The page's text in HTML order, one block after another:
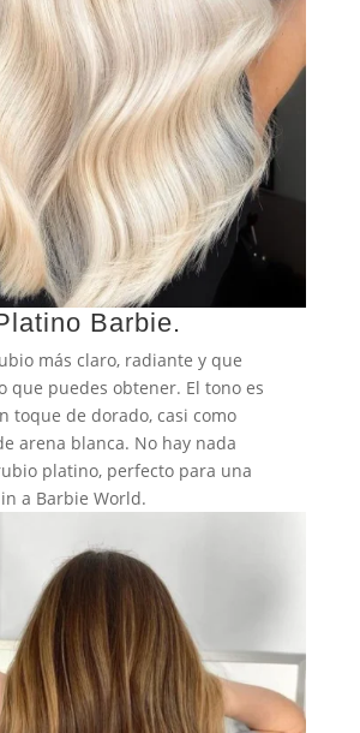
Barbie.
más claro, radiante y que
que puedes obtener. El tono es
toque de dorado, casi como
arena blanca. No hay nada
platino, perfecto para una
a Barbie World.